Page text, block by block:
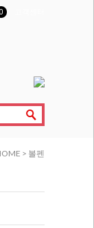
0
> 볼펜